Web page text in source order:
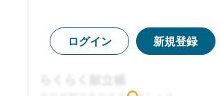
ログイン 新規登録